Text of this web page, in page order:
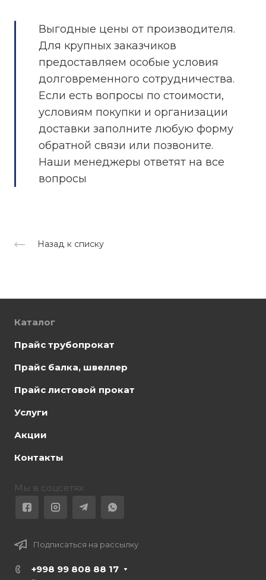
Выгодные цены от производителя.
Для крупных заказчиков
предоставляем особые условия
долговременного сотрудничества.
Если есть вопросы по стоимости,
условиям покупки и организации
доставки заполните любую форму
обратной связи или позвоните.
Наши менеджеры ответят на все
вопросы
Назад к списку
Каталог
Прайс трубопрокат
Прайс балка, швеллер
Прайс листовой прокат
Услуги
Акции
Контакты
Мы в соцсетях
Подписаться на рассылку
+998 99 808 88 17